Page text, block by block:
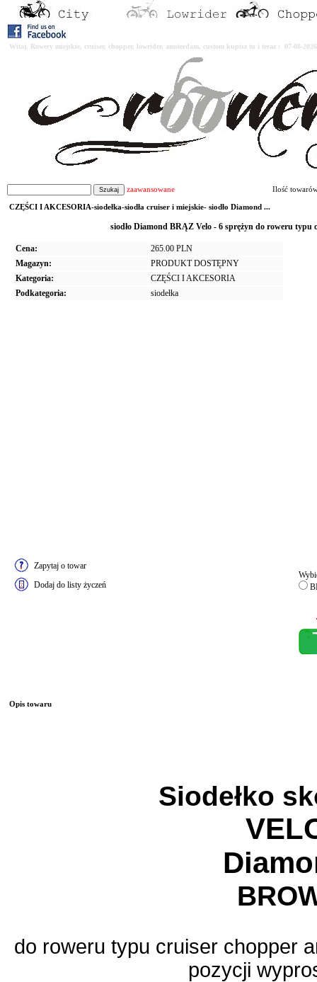
Witaj. Rowery miejskie, cruiser, chopper, lowrider, amsterdam, custom kupisz tu i teraz : 07-08-
zaawansowane Ilość
CZĘŚCI I AKCESORIA-siodełka-siodła cruiser i miejskie- siodło Diamond ...
siodło Diamond BRĄZ Velo - 6 sprężyn do roweru typu
Cena:
265.00 PLN
Magazyn:
PRODUKT DOSTĘPNY
Kategoria:
CZĘŚCI I AKCESORIA
Podkategoria:
siodełka
Zapytaj o towar
Dodaj do listy życzeń
Opis towaru
Siodełko
do roweru typu cruiser chopper
pozycji